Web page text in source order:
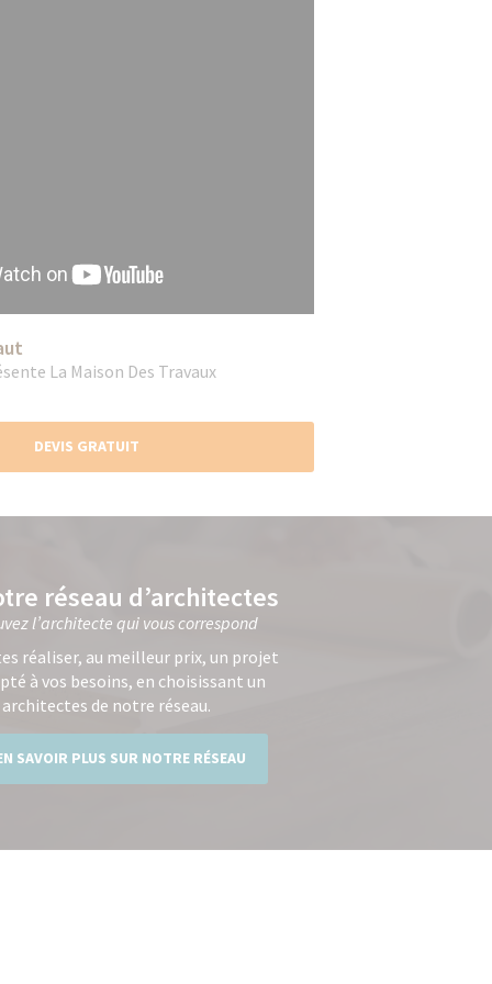
La Maison Des Travaux
DEVIS GRATUIT
réseau d’architectes
l’architecte qui vous correspond
réaliser, au meilleur prix, un projet
à vos besoins, en choisissant un
architectes de notre réseau.
SAVOIR PLUS SUR NOTRE RÉSEAU